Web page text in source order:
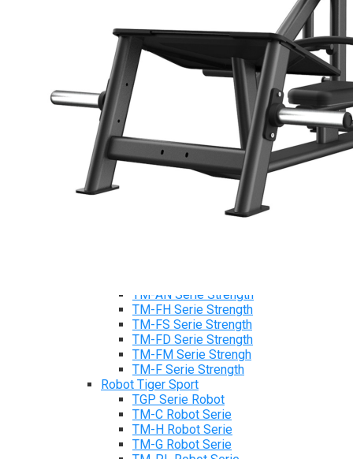
Robot Spirit
Free weight Spirit
Tiger Sport Serie
Cardio Tiger Sport
Máy chạy bộ Tiger Sport
Xe đạp tập Tiger Sport
Xe đạp ngồi có tựa lưng Tiger Sport
Máy trượt tuyết Tiger Sport
Máy chèo thuyền Tiger Sport
Strength Tiger Sport
TGP Serie Strength
TGP 20 Serie Strength
TGS Serie Strength
TGF Serie Strength
TM-AN Serie Strength
TM-FH Serie Strength
TM-FS Serie Strength
TM-FD Serie Strength
TM-FM Serie Strengh
TM-F Serie Strength
Robot Tiger Sport
TGP Serie Robot
TM-C Robot Serie
TM-H Robot Serie
TM-G Robot Serie